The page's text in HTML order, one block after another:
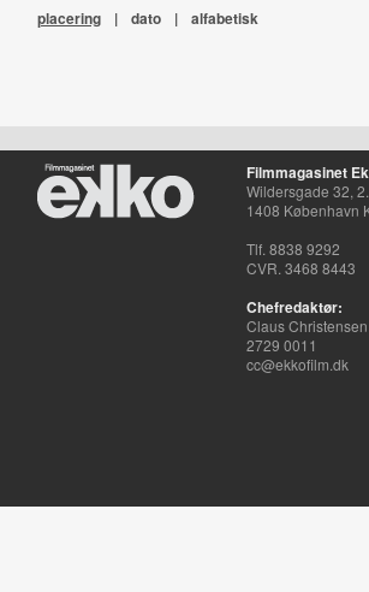
placering | dato | alfabetisk
Filmmagasinet
Wildersgade 32,
1408 København
Tlf. 8838 9292
CVR. 3468 8443
Chefredaktør:
Claus Christensen
2729 0011
cc@ekkofilm.dk